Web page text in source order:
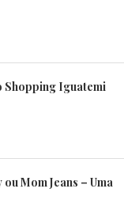
Iguatemi
Mom Jeans – Uma